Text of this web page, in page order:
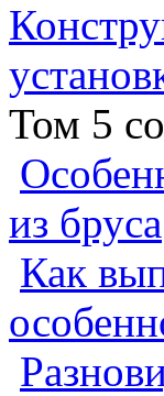
Том 5
из бруса
Как